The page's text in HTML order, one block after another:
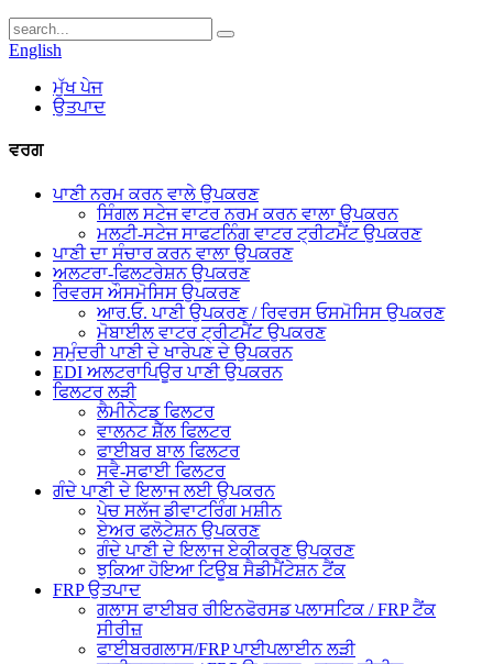
English
ਮੁੱਖ ਪੇਜ
ਉਤਪਾਦ
ਵਰਗ
ਪਾਣੀ ਨਰਮ ਕਰਨ ਵਾਲੇ ਉਪਕਰਣ
ਸਿੰਗਲ ਸਟੇਜ ਵਾਟਰ ਨਰਮ ਕਰਨ ਵਾਲਾ ਉਪਕਰਨ
ਮਲਟੀ-ਸਟੇਜ ਸਾਫਟਨਿੰਗ ਵਾਟਰ ਟ੍ਰੀਟਮੈਂਟ ਉਪਕਰਣ
ਪਾਣੀ ਦਾ ਸੰਚਾਰ ਕਰਨ ਵਾਲਾ ਉਪਕਰਣ
ਅਲਟਰਾ-ਫਿਲਟਰੇਸ਼ਨ ਉਪਕਰਣ
ਰਿਵਰਸ ਔਸਮੋਸਿਸ ਉਪਕਰਣ
ਆਰ.ਓ. ਪਾਣੀ ਉਪਕਰਣ / ਰਿਵਰਸ ਓਸਮੋਸਿਸ ਉਪਕਰਣ
ਮੋਬਾਈਲ ਵਾਟਰ ਟ੍ਰੀਟਮੈਂਟ ਉਪਕਰਣ
ਸਮੁੰਦਰੀ ਪਾਣੀ ਦੇ ਖਾਰੇਪਣ ਦੇ ਉਪਕਰਨ
EDI ਅਲਟਰਾਪਿਊਰ ਪਾਣੀ ਉਪਕਰਨ
ਫਿਲਟਰ ਲੜੀ
ਲੈਮੀਨੇਟਡ ਫਿਲਟਰ
ਵਾਲਨਟ ਸ਼ੈੱਲ ਫਿਲਟਰ
ਫਾਈਬਰ ਬਾਲ ਫਿਲਟਰ
ਸਵੈ-ਸਫਾਈ ਫਿਲਟਰ
ਗੰਦੇ ਪਾਣੀ ਦੇ ਇਲਾਜ ਲਈ ਉਪਕਰਨ
ਪੇਚ ਸਲੱਜ ਡੀਵਾਟਰਿੰਗ ਮਸ਼ੀਨ
ਏਅਰ ਫਲੋਟੇਸ਼ਨ ਉਪਕਰਣ
ਗੰਦੇ ਪਾਣੀ ਦੇ ਇਲਾਜ ਏਕੀਕਰਣ ਉਪਕਰਣ
ਝੁਕਿਆ ਹੋਇਆ ਟਿਊਬ ਸੈਡੀਮੈਂਟੇਸ਼ਨ ਟੈਂਕ
FRP ਉਤਪਾਦ
ਗਲਾਸ ਫਾਈਬਰ ਰੀਇਨਫੋਰਸਡ ਪਲਾਸਟਿਕ / FRP ਟੈਂਕ
ਸੀਰੀਜ਼
ਫਾਈਬਰਗਲਾਸ/FRP ਪਾਈਪਲਾਈਨ ਲੜੀ